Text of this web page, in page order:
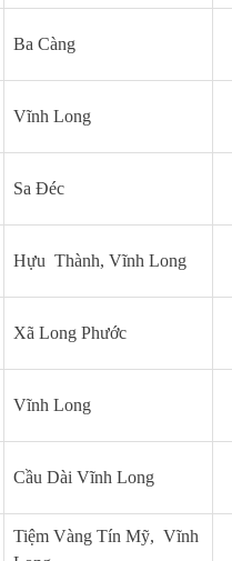
Ba Càng
Vĩnh Long
Sa Đéc
Hựu Thành, Vĩnh Long
Xã Long Phước
Vĩnh Long
Cầu Dài Vĩnh Long
Tiệm Vàng Tín Mỹ, Vĩnh